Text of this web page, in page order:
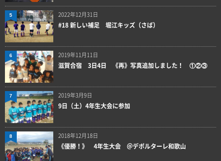
2022年12月31日
#18 新しい補足 堀江キッズ（さば）
5
2019年11月11日
滋賀合宿 3日4日 《再》写真追加しました！ ①②③
6
2019年3月9日
9日（土）4年生大会に参加
7
2018年12月18日
《優勝！》 4年生大会 ＠デポルターレ和歌山
8